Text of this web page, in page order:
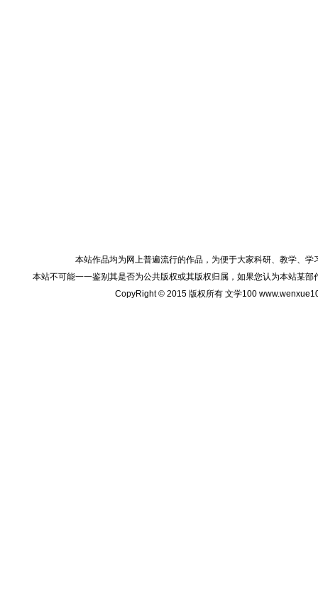
本站作品均为网上普遍流行的作品，为便于大家科研、教学、
本站不可能一一鉴别其是否为公共版权或其版权归属，如果您认为本站某
CopyRight © 2015 版权所有 文学100